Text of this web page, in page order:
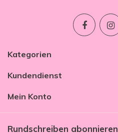
Kategorien
Kundendienst
Mein Konto
Rundschreiben abonnieren